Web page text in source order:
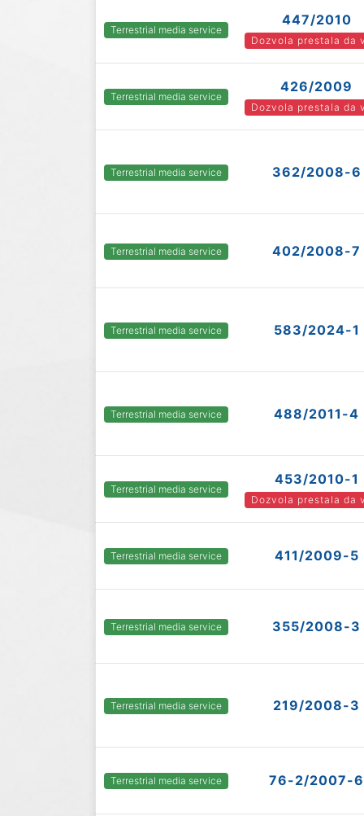
Terrestrial media service
447/2010
Dozvola prestala da
Terrestrial media service
426/2009
Dozvola prestala da
Terrestrial media service 362/2008-6
Terrestrial media service 402/2008-7
Terrestrial media service 583/2024-1
Terrestrial media service 488/2011-4
Terrestrial media service
453/2010-1
Dozvola prestala da
Terrestrial media service 411/2009-5
Terrestrial media service 355/2008-3
Terrestrial media service 219/2008-3
Terrestrial media service 76-2/2007-6